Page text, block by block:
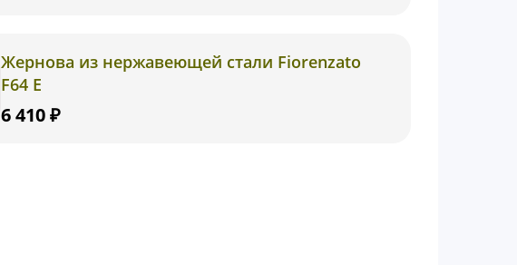
Жернова из нержавеющей стали Fiorenzato
F64 E
6 410 ₽